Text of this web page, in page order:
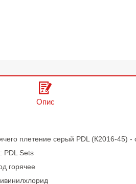
Опис
плетение серый PDL (К2016-45) -
PDL Sets
горячее